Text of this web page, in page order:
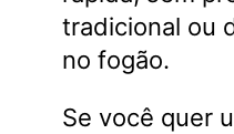
tradicional ou
no fogão.
Se você quer